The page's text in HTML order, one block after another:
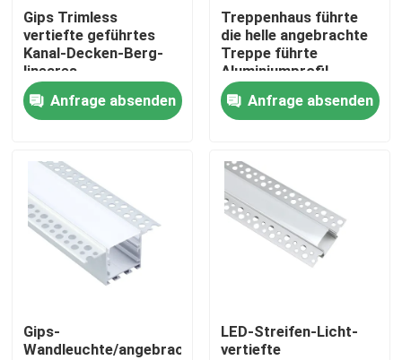
Fabrik-Ausflug
Qualitätskontrolle
Treten Sie mit uns in Verbindung
Nachrichten
Angebrachtes LED-Oberflächenprofil
Profil der Fasergipsplatten-LED
Gips Trimless
vertiefte geführtes
Kanal-Decken-Berg-
lineares
Aluminiumlicht
Anfrage absenden
Treppenhaus führte
die helle angebrachte
Treppe führte
Aluminiumprofil-
Schwarzes
anodisierte
Anfrage absenden
Gips-
Wandleuchte/angebrachtes
LED-Streifen-Licht-
vertiefte